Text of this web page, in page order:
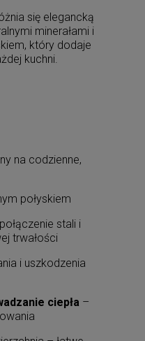
się elegancką
minerałami i
który dodaje
kuchni.
na codzienne,
połyskiem
stali i
trwałości
i uszkodzenia
ciepła –